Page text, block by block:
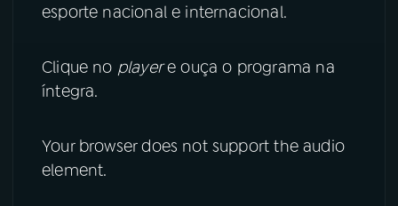
Instagram X
TikTok
esporte nacional e internacional.
Clique no playere ouça o programa na
íntegra.
Your browser does not support the audio
element.